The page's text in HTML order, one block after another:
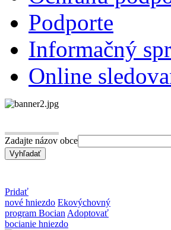
Podporte
Informačný
Online
Zadajte názov obce
Pridať
nové hniezdo Ekovýchovný
program Bocian Adoptovať
bocianie hniezdo